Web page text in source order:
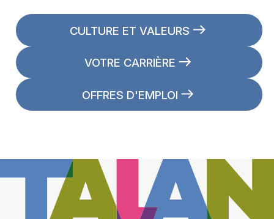
CULTURE ET VALEURS
VOTRE CARRIÈRE
OFFRES D'EMPLOI